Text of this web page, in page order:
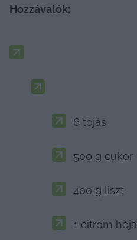
Hozzávalók:
6 tojás
500 g cukor
400 g liszt
1 citrom héja